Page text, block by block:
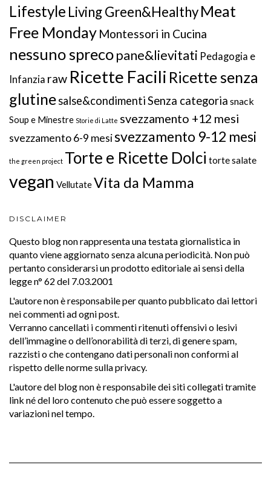
Lifestyle Living Green&HealthyMeat
Free Monday Montessori in Cucina
nessuno sprecopane&lievitati Pedagogia e
Infanzia raw Ricette Facili Ricette senza
glutinesalse&condimentiSenza categoria snack
Soup e Minestre Storie di Latte svezzamento +12 mesi
svezzamento 6-9 mesisvezzamento 9-12 mesi
the green project Torte e Ricette Dolci torte salate
vegan VellutateVita da Mamma
DISCLAIMER
Questo blog non rappresenta una testata giornalistica in
quanto viene aggiornato senza alcuna periodicità. Non può
pertanto considerarsi un prodotto editoriale ai sensi della
legge n° 62 del 7.03.2001
L'autore non è responsabile per quanto pubblicato dai lettori
nei commenti ad ogni post.
Verranno cancellati i commenti ritenuti offensivi o lesivi
dell’immagine o dell’onorabilità di terzi, di genere spam,
razzisti o che contengano dati personali non conformi al
rispetto delle norme sulla privacy.
L'autore del blog non è responsabile dei siti collegati tramite
link né del loro contenuto che può essere soggetto a
variazioni nel tempo.